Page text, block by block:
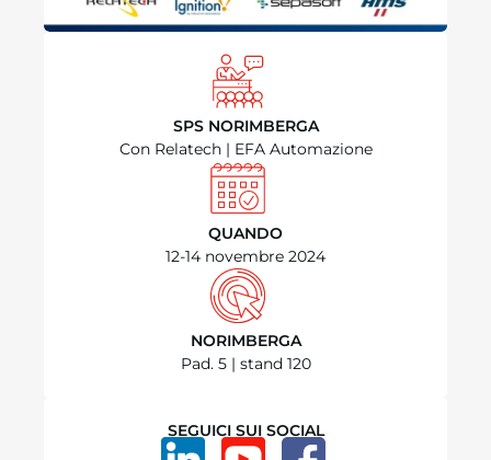
SPS NORIMBERGA
Con Relatech | EFA Automazione
QUANDO
12-14 novembre 2024
NORIMBERGA
Pad. 5 | stand 120
SEGUICI SUI SOCIAL